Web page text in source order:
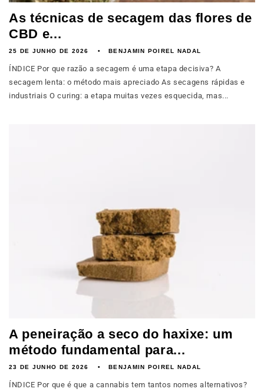
As técnicas de secagem das flores de
CBD e...
25 DE JUNHO DE 2026 BENJAMIN POIREL NADAL
ÍNDICE Por que razão a secagem é uma etapa decisiva? A
secagem lenta: o método mais apreciado As secagens rápidas e
industriais O curing: a etapa muitas vezes esquecida, mas...
A peneiração a seco do haxixe: um
método fundamental para...
23 DE JUNHO DE 2026 BENJAMIN POIREL NADAL
ÍNDICE Por que é que a cannabis tem tantos nomes alternativos?